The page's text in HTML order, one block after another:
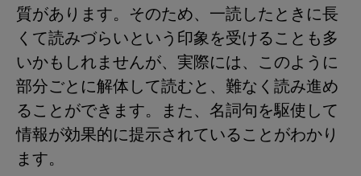
質があります。そのため、一読したときに長
くて読みづらいという印象を受けることも多
いかもしれませんが、実際には、このように
部分ごとに解体して読むと、難なく読み進め
ることができます。また、名詞句を駆使して
情報が効果的に提示されていることがわかり
ます。